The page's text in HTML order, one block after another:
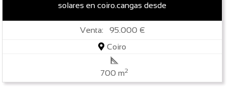
solares en coiro.cangas desde
Venta: 95.000 €
Coiro
700 m2